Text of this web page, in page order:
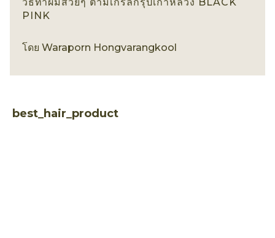
PINK
โดย Waraporn Hongvarangkool
best_hair_product